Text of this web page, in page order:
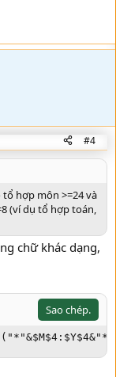
#4
tổ hợp môn >=24 và
(ví dụ tổ hợp toán,
chữ khác dạng,
Sao chép.